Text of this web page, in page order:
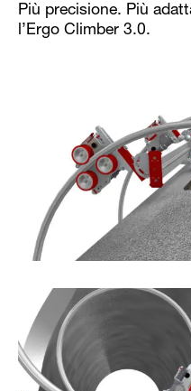
Più precisione. Più
l’Ergo Climber 3.0.